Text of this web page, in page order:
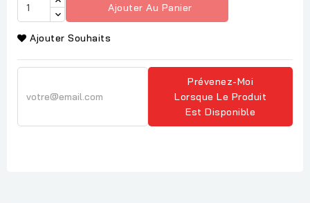
Ajouter Au Panier
Ajouter Souhaits
Prévenez-Moi
Lorsque Le Produit
Est Disponible